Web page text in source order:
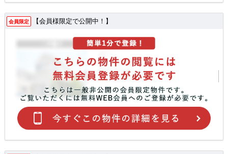
会員限定 【会員様限定で公開中！】